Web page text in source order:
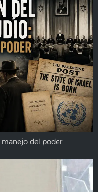
manejo del poder